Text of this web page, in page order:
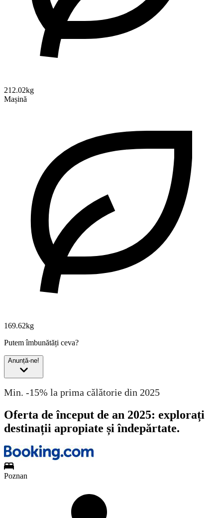
212.02kg
Mașină
169.62kg
Putem îmbunătăți ceva?
Anunță-ne!
Min. -15% la prima călătorie din 2025
Oferta de început de an 2025: explorați
destinații apropiate și îndepărtate.
Poznan